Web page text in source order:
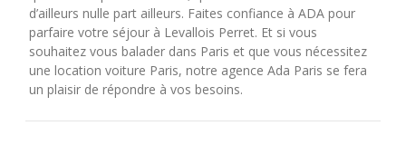
d’ailleurs nulle part ailleurs. Faites confiance à ADA pour
parfaire votre séjour à Levallois Perret. Et si vous
souhaitez vous balader dans Paris et que vous nécessitez
une location voiture Paris, notre agence Ada Paris se fera
un plaisir de répondre à vos besoins.